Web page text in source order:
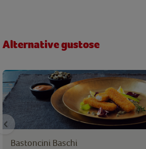
Alternative gustose
Bastoncini Baschi